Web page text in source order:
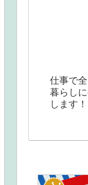
仕事で
暮らし
します！